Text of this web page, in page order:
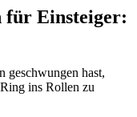
für Einsteiger:
geschwungen hast,
ins Rollen zu